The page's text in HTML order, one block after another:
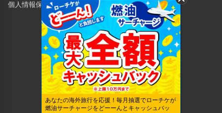
個人情報保護方針
Copyright © 1998 Lawson Entertainment, Inc.
あなたの海外旅行を応援！毎月抽選でローチケが
燃油サーチャージをどーーんとキャッシュバッ